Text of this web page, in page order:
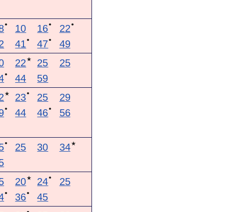
● 10 16● 22 ●
41 ● 47● 49
22 ★ 25
25
● 44 59
★ 23● 25
29
● 44 46●
56
● 25 30 34 ★
20★ 24●
25
● 36● 45